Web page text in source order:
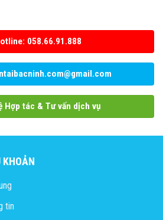
058.66.91.888
Hợp tác & Tư vấn dịch vụ
tin